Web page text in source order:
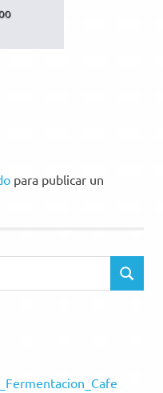
para publicar un
BUSCAR